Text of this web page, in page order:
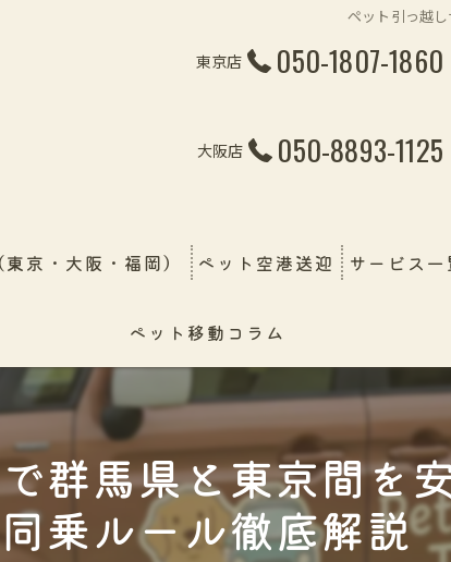
ペット引っ越
東京店 050-1807-1860
大阪店
050-8893-1125
機・フェリー）
京・大阪・福岡） ペット空港送迎 サービス一
ペット輸送
幼稚園＆保
ペット同
ドッグラン
ペット移動コラム
群馬県と東京間を
同乗ルール徹底解説